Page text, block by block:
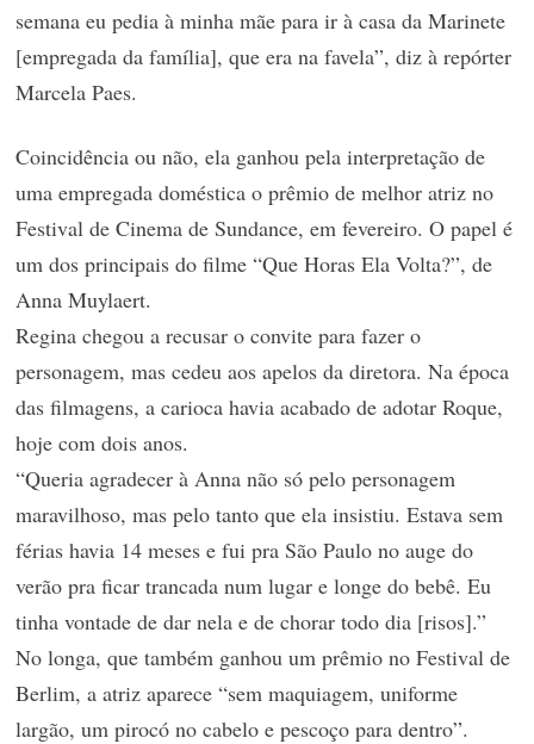
semana eu pedia à minha mãe para ir à casa da Marinete
[empregada da família], que era na favela”, diz à repórter
Marcela Paes.
Coincidência ou não, ela ganhou pela interpretação de
uma empregada doméstica o prêmio de melhor atriz no
Festival de Cinema de Sundance, em fevereiro. O papel é
um dos principais do filme “Que Horas Ela Volta?”, de
Anna Muylaert.
Regina chegou a recusar o convite para fazer o
personagem, mas cedeu aos apelos da diretora. Na época
das filmagens, a carioca havia acabado de adotar Roque,
hoje com dois anos.
“Queria agradecer à Anna não só pelo personagem
maravilhoso, mas pelo tanto que ela insistiu. Estava sem
férias havia 14 meses e fui pra São Paulo no auge do
verão pra ficar trancada num lugar e longe do bebê. Eu
tinha vontade de dar nela e de chorar todo dia [risos].”
No longa, que também ganhou um prêmio no Festival de
Berlim, a atriz aparece “sem maquiagem, uniforme
largão, um pirocó no cabelo e pescoço para dentro”.